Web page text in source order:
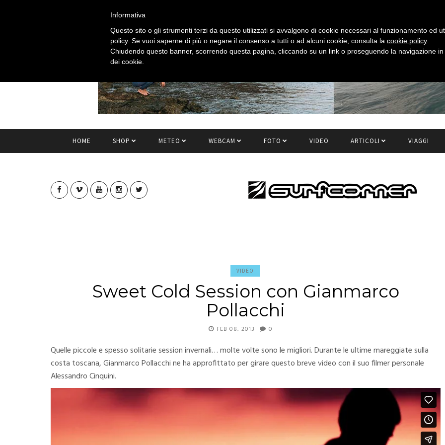
HOME SHOP METEO WEBCAM FOTO VIDEO ARTICOLI VIAGGI
VIDEO
Sweet Cold Session con Gianmarco
Pollacchi
FEB 08, 2013 0
Quelle piccole e spesso solitarie session invernali… molte volte sono le migliori. Durante le ultime mareggiate sulla
costa toscana, Gianmarco Pollacchi ne ha approfittato per girare questo breve video con il suo filmer personale
Alessandro Cinquini.
Informativa
Questo sito o gli strumenti terzi da questo utilizzati si avvalgono di cookie necessari al funzionamento ed
policy. Se vuoi saperne di più o negare il consenso a tutti o ad alcuni cookie, consulta la cookie policy.
Chiudendo questo banner, scorrendo questa pagina, cliccando su un link o proseguendo la navigazione
dei cookie.